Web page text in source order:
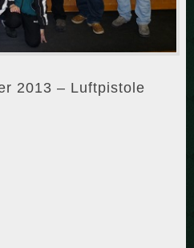
2013 – Luftpistole